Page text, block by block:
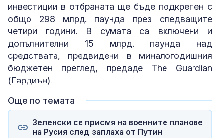
инвестиции в отбраната ще бъде подкрепен с
общо 298 млрд. паунда през следващите
четири години. В сумата са включени и
допълнителни 15 млрд. паунда над
средствата, предвидени в миналогодишния
бюджетен преглед, предаде The Guardian
(Гардиън).
Още по темата
Зеленски се присмя на военните планове
на Русия след заплаха от Путин